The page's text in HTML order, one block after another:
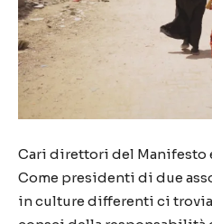
Cari direttori del Manifesto
Come presidenti di due
in culture differenti ci